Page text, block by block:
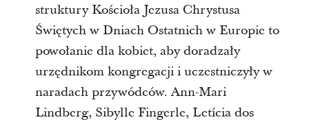
struktury Kościoła Jezusa Chrystusa
Świętych w Dniach Ostatnich w Europie to
powołanie dla kobiet, aby doradzały
urzędnikom kongregacji i uczestniczyły w
naradach przywódców. Ann-Mari
Lindberg, Sibylle Fingerle, Letícia dos